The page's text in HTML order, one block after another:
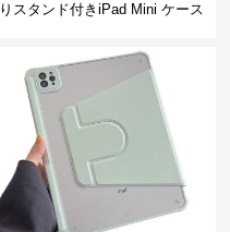
りスタンド付きiPad Mini ケース